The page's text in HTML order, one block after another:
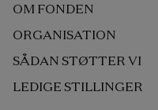
OM FONDEN
ORGANISATION
SÅDAN STØTTER VI
LEDIGE STILLINGER